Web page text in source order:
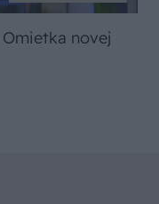
Omietka novej